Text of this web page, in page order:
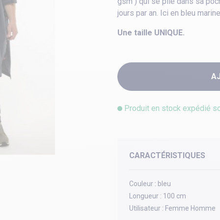
jours par an. Ici en bleu
Une taille UNIQUE.
Produit en stock expédié
CARACTÉRISTIQUES
Couleur : bleu
Longueur : 100 cm
Utilisateur : Femme Homme